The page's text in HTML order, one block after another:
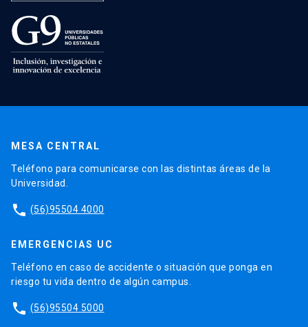
MESA CENTRAL
Teléfono para comunicarse con las distintas áreas de la
Universidad.
phone (56)95504 4000
EMERGENCIAS UC
Teléfono en caso de accidente o situación que ponga en
riesgo tu vida dentro de algún campus.
phone (56)95504 5000